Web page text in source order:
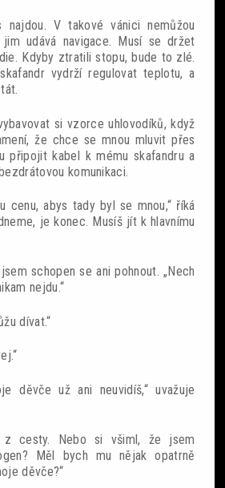
najdou. V takové vánici nemůžou
udává navigace. Musí se držet
Kdyby ztratili stopu, bude to zlé.
vydrží regulovat teplotu, a
si vzorce uhlovodíků, když
že chce se mnou mluvit přes
připojit kabel k mému skafandru a
komunikaci.
cenu, abys tady byl se mnou,“ říká
je konec. Musíš jít k hlavnímu
schopen se ani pohnout. „Nech
nejdu.“
dívat.“
děvče už ani neuvidíš,“ uvažuje
z cesty. Nebo si všiml, že jsem
Měl bych mu nějak opatrně
děvče?“